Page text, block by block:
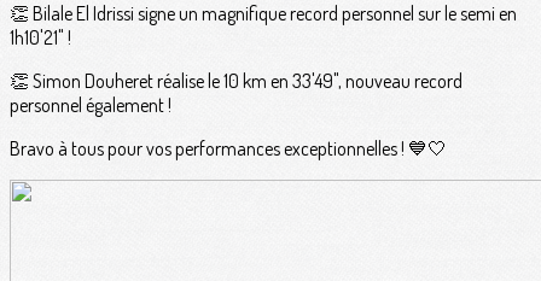
👏 Bilale El Idrissi signe un magnifique record personnel sur le semi en
1h10'21" !
👏 Simon Douheret réalise le 10 km en 33'49", nouveau record
personnel également !
Bravo à tous pour vos performances exceptionnelles ! 💙🤍